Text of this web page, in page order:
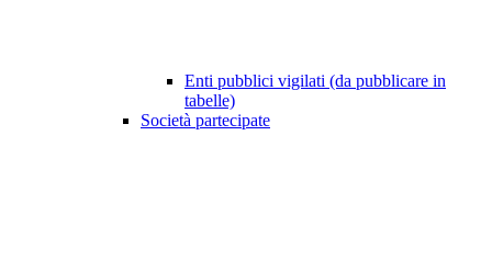
Enti pubblici vigilati (da pubblicare in
tabelle)
Società partecipate